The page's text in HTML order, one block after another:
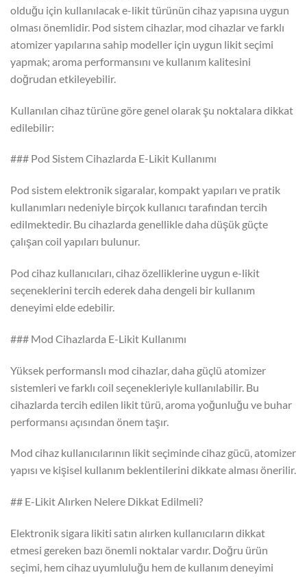
olduğu için kullanılacak e-likit türünün cihaz yapısına uygun
olması önemlidir. Pod sistem cihazlar, mod cihazlar ve farklı
atomizer yapılarına sahip modeller için uygun likit seçimi
yapmak; aroma performansını ve kullanım kalitesini
doğrudan etkileyebilir.
Kullanılan cihaz türüne göre genel olarak şu noktalara dikkat
edilebilir:
### Pod Sistem Cihazlarda E-Likit Kullanımı
Pod sistem elektronik sigaralar, kompakt yapıları ve pratik
kullanımları nedeniyle birçok kullanıcı tarafından tercih
edilmektedir. Bu cihazlarda genellikle daha düşük güçte
çalışan coil yapıları bulunur.
Pod cihaz kullanıcıları, cihaz özelliklerine uygun e-likit
seçeneklerini tercih ederek daha dengeli bir kullanım
deneyimi elde edebilir.
### Mod Cihazlarda E-Likit Kullanımı
Yüksek performanslı mod cihazlar, daha güçlü atomizer
sistemleri ve farklı coil seçenekleriyle kullanılabilir. Bu
cihazlarda tercih edilen likit türü, aroma yoğunluğu ve buhar
performansı açısından önem taşır.
Mod cihaz kullanıcılarının likit seçiminde cihaz gücü, atomizer
yapısı ve kişisel kullanım beklentilerini dikkate alması önerilir.
## E-Likit Alırken Nelere Dikkat Edilmeli?
Elektronik sigara likiti satın alırken kullanıcıların dikkat
etmesi gereken bazı önemli noktalar vardır. Doğru ürün
seçimi, hem cihaz uyumluluğu hem de kullanım deneyimi